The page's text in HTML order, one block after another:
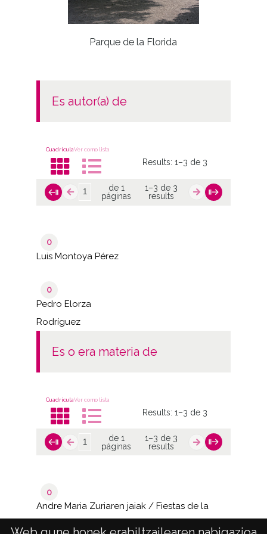
Parque de la Florida
es autor(a) de
CuadrículaVer como lista
Results:1–3 de 3
de 1
páginas
1–3 de 3
results
0
Luis Montoya Pérez
0
Pedro Elorza
Rodríguez
es o era materia de
CuadrículaVer como lista
Results:1–3 de 3
de 1
páginas
1–3 de 3
results
0
Andre Maria Zuriaren jaiak / Fiestas de la